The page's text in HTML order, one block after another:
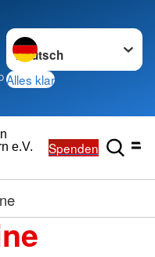
Sprache wechseln zu
Alles klar
e.V. Spenden